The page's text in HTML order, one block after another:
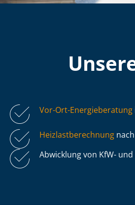
Vor-Ort-Energieberatung
Heiz­last­be­rech­nung
Abwicklung von KfW- und